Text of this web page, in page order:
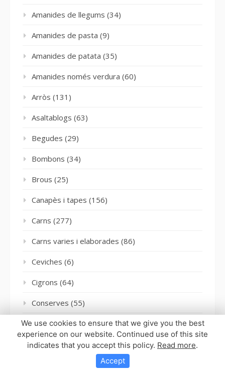
Amanides de llegums (34)
Amanides de pasta (9)
Amanides de patata (35)
Amanides només verdura (60)
Arròs (131)
Asaltablogs (63)
Begudes (29)
Bombons (34)
Brous (25)
Canapès i tapes (156)
Carns (277)
Carns varies i elaborades (86)
Ceviches (6)
Cigrons (64)
Conserves (55)
Cooking the chef(99)
Coques salades(103)
We use cookies to ensure that we give you the best
experience on our website. Continued use of this site
indicates that you accept this policy. Read more.
Accept